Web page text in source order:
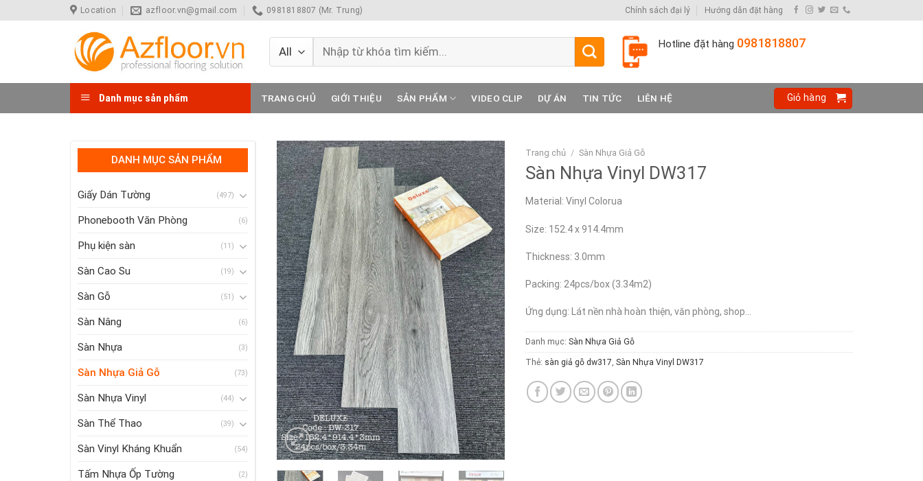
to
Location azfloor.vn@gmail.com 0981818807 (Mr. Trung) Chính sách đại lý Hướng dẫn đặt hàng
Tìm
kiếm:
Hotline đặt hàng 0981818807
Danh mục sản phẩm TRANG CHỦ GIỚI THIỆU SẢN PHẨM VIDEO CLIP DỰ ÁN TIN TỨC LIÊN HỆ Giỏ hàng
DANH MỤC SẢN PHẨM
Giấy Dán Tường (497)
Phonebooth Văn Phòng (6)
Phụ kiện sàn (11)
Sàn Cao Su (19)
Sàn Gỗ (51)
Sàn Nâng (6)
Sàn Nhựa (3)
Sàn Nhựa Giả Gỗ (73)
Sàn Nhựa Vinyl (44)
Sàn Thể Thao (39)
Sàn Vinyl Kháng Khuẩn (54)
Tấm Nhựa Ốp Tường (2)
Trang chủ / Sàn Nhựa Giả Gỗ
Sàn Nhựa Vinyl DW317
Material: Vinyl Colorua
Size: 152.4 x 914.4mm
Thickness: 3.0mm
Packing: 24pcs/box (3.34m2)
Ứng dụng: Lát nền nhà hoàn thiện, văn phòng, shop…
Danh mục:Sàn Nhựa Giả Gỗ
Thẻ: sàn giả gỗ dw317,Sàn Nhựa Vinyl DW317